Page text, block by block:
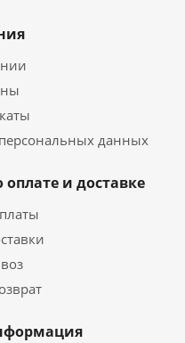
данных
и доставке